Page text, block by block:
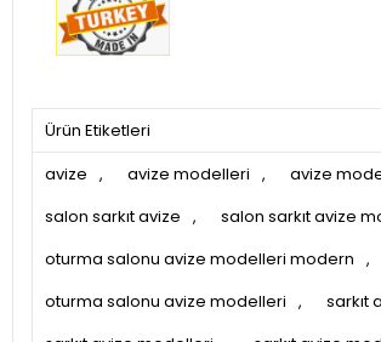
Ürün Etiketleri
avize , avize modelleri , avize
salon sarkıt avize , salon sarkıt avize
oturma salonu avize modelleri modern ,
oturma salonu avize modelleri , sarkıt